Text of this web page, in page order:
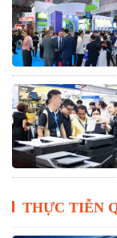
THỰC TIỄN